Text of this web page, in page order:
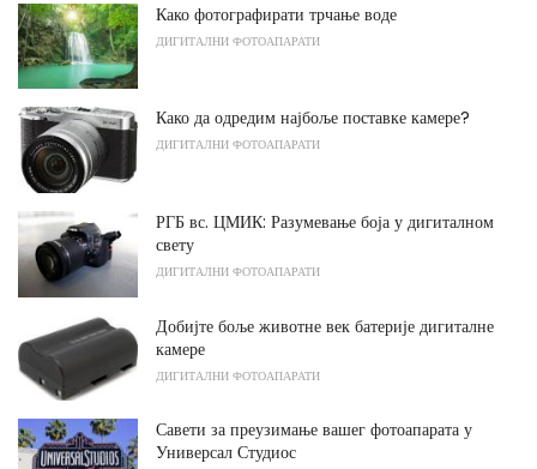
Како фотографирати трчање воде
ДИГИТАЛНИ ФОТОАПАРАТИ
Како да одредим најбоље поставке камере?
ДИГИТАЛНИ ФОТОАПАРАТИ
РГБ вс. ЦМИК: Разумевање боја у дигиталном
свету
ДИГИТАЛНИ ФОТОАПАРАТИ
Добијте боље животне век батерије дигиталне
камере
ДИГИТАЛНИ ФОТОАПАРАТИ
Савети за преузимање вашег фотоапарата у
Универсал Студиос